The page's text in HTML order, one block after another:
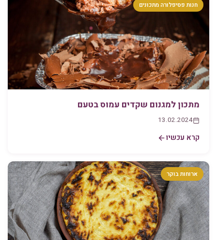
חנות פסיפלורה מתכונים
מתכון למגנום שקדים עמוס בטעם
13.02.2024
קרא עכשיו
ארוחות בוקר